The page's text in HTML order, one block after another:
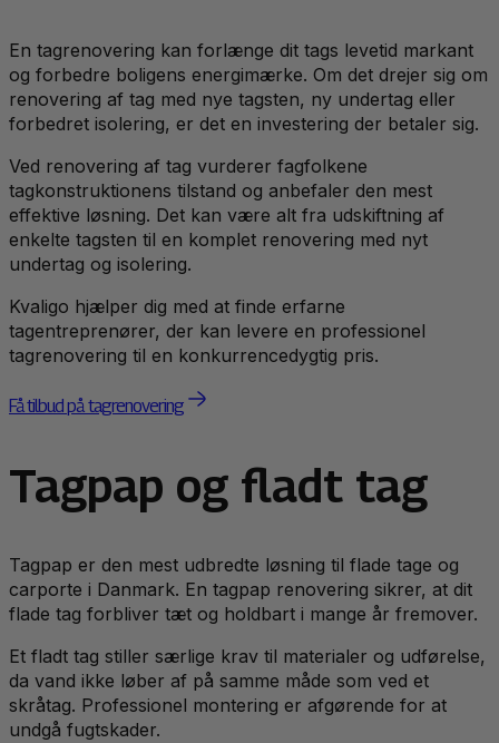
En tagrenovering kan forlænge dit tags levetid markant
og forbedre boligens energimærke. Om det drejer sig om
renovering af tag med nye tagsten, ny undertag eller
forbedret isolering, er det en investering der betaler sig.
Ved renovering af tag vurderer fagfolkene
tagkonstruktionens tilstand og anbefaler den mest
effektive løsning. Det kan være alt fra udskiftning af
enkelte tagsten til en komplet renovering med nyt
undertag og isolering.
Kvaligo hjælper dig med at finde erfarne
tagentreprenører, der kan levere en professionel
tagrenovering til en konkurrencedygtig pris.
Få tilbud på tagrenovering
Tagpap og fladt tag
Tagpap er den mest udbredte løsning til flade tage og
carporte i Danmark. En tagpap renovering sikrer, at dit
flade tag forbliver tæt og holdbart i mange år fremover.
Et fladt tag stiller særlige krav til materialer og udførelse,
da vand ikke løber af på samme måde som ved et
skråtag. Professionel montering er afgørende for at
undgå fugtskader.